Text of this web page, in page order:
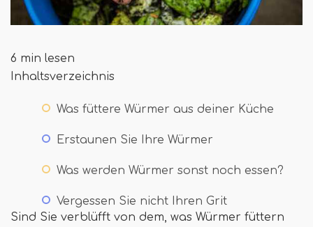
6 min lesen
Inhaltsverzeichnis
Was füttere Würmer aus deiner Küche
Erstaunen Sie Ihre Würmer
Was werden Würmer sonst noch essen?
Vergessen Sie nicht Ihren Grit
Sind Sie verblüfft von dem, was Würmer füttern